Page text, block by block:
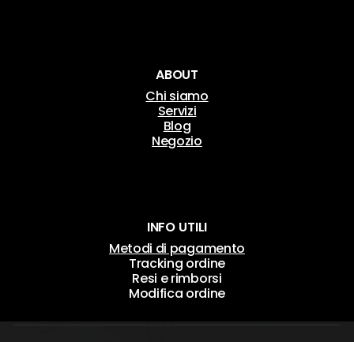
ABOUT
Chi siamo
Servizi
Blog
Negozio
INFO UTILI
Metodi di pagamento
Tracking ordine
Resi e rimborsi
Modifica ordine